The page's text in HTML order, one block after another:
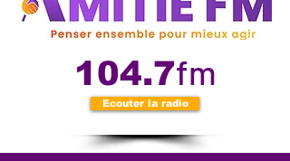
104.7fm
Ecouter la radio